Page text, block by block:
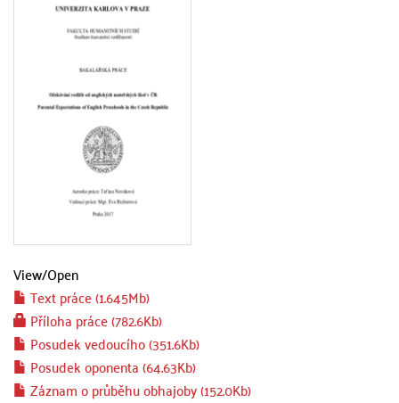
View/Open
Text práce (1.645Mb)
Příloha práce (782.6Kb)
Posudek vedoucího (351.6Kb)
Posudek oponenta (64.63Kb)
Záznam o průběhu obhajoby (152.0Kb)